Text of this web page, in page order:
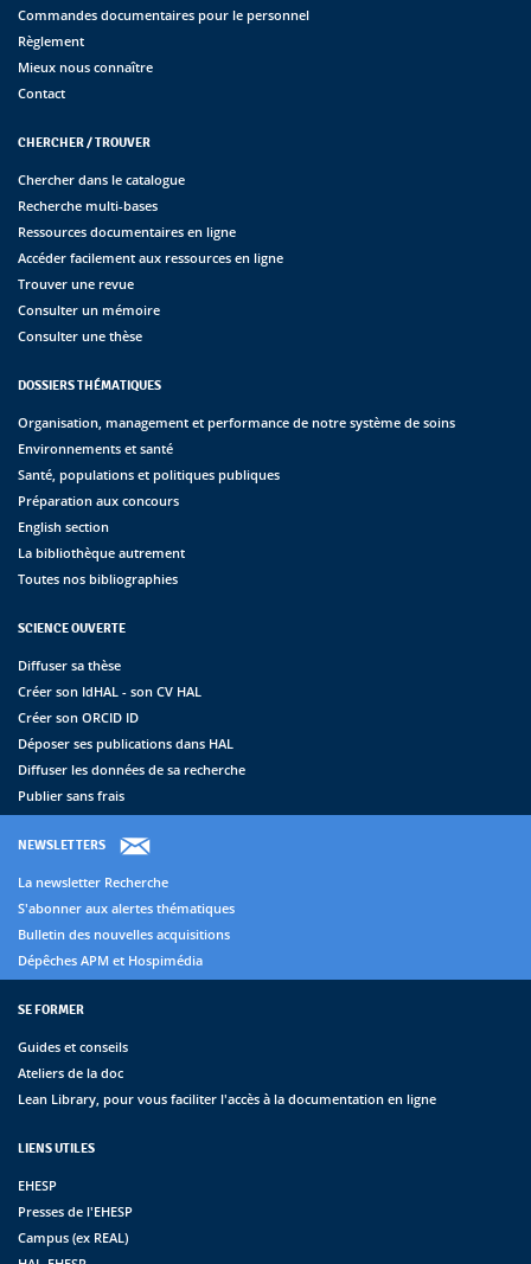
Commandes documentaires pour le personnel
Règlement
Mieux nous connaître
Contact
CHERCHER / TROUVER
Chercher dans le catalogue
Recherche multi-bases
Ressources documentaires en ligne
Accéder facilement aux ressources en ligne
Trouver une revue
Consulter un mémoire
Consulter une thèse
DOSSIERS THÉMATIQUES
Organisation, management et performance de notre système de soins
Environnements et santé
Santé, populations et politiques publiques
Préparation aux concours
English section
La bibliothèque autrement
Toutes nos bibliographies
SCIENCE OUVERTE
Diffuser sa thèse
Créer son IdHAL - son CV HAL
Créer son ORCID ID
Déposer ses publications dans HAL
Diffuser les données de sa recherche
Publier sans frais
NEWSLETTERS
La newsletter Recherche
S'abonner aux alertes thématiques
Bulletin des nouvelles acquisitions
Dépêches APM et Hospimédia
SE FORMER
Guides et conseils
Ateliers de la doc
Lean Library, pour vous faciliter l'accès à la documentation en ligne
LIENS UTILES
EHESP
Presses de l'EHESP
Campus (ex REAL)